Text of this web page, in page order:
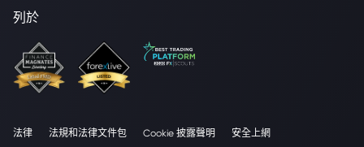
列於
法律 法規和法律文件包 Cookie 披露聲明 安全上網